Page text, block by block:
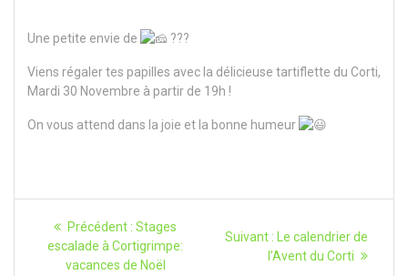
Une petite envie de ???
Viens régaler tes papilles avec la délicieuse tartiflette du Corti,
Mardi 30 Novembre à partir de 19h !
On vous attend dans la joie et la bonne humeur
Navigation
Précédent : Article
précédent
:
Stages
escalade à Cortigrimpe:
vacances de Noël
Suivant : Article
suivant
Le calendrier de
l’Avent du Corti